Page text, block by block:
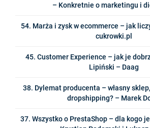
– Konkretnie o marketingu i
54. Marża i zysk w ecommerce – jak
cukrowki.pl
45. Customer Experience – jak je
Lipiński – Daag
38. Dylemat producenta – własny
dropshipping? – Marek
37. Wszystko o PrestaShop – dla kogo